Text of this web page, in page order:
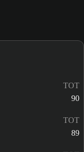
TOT
90
TOT
89